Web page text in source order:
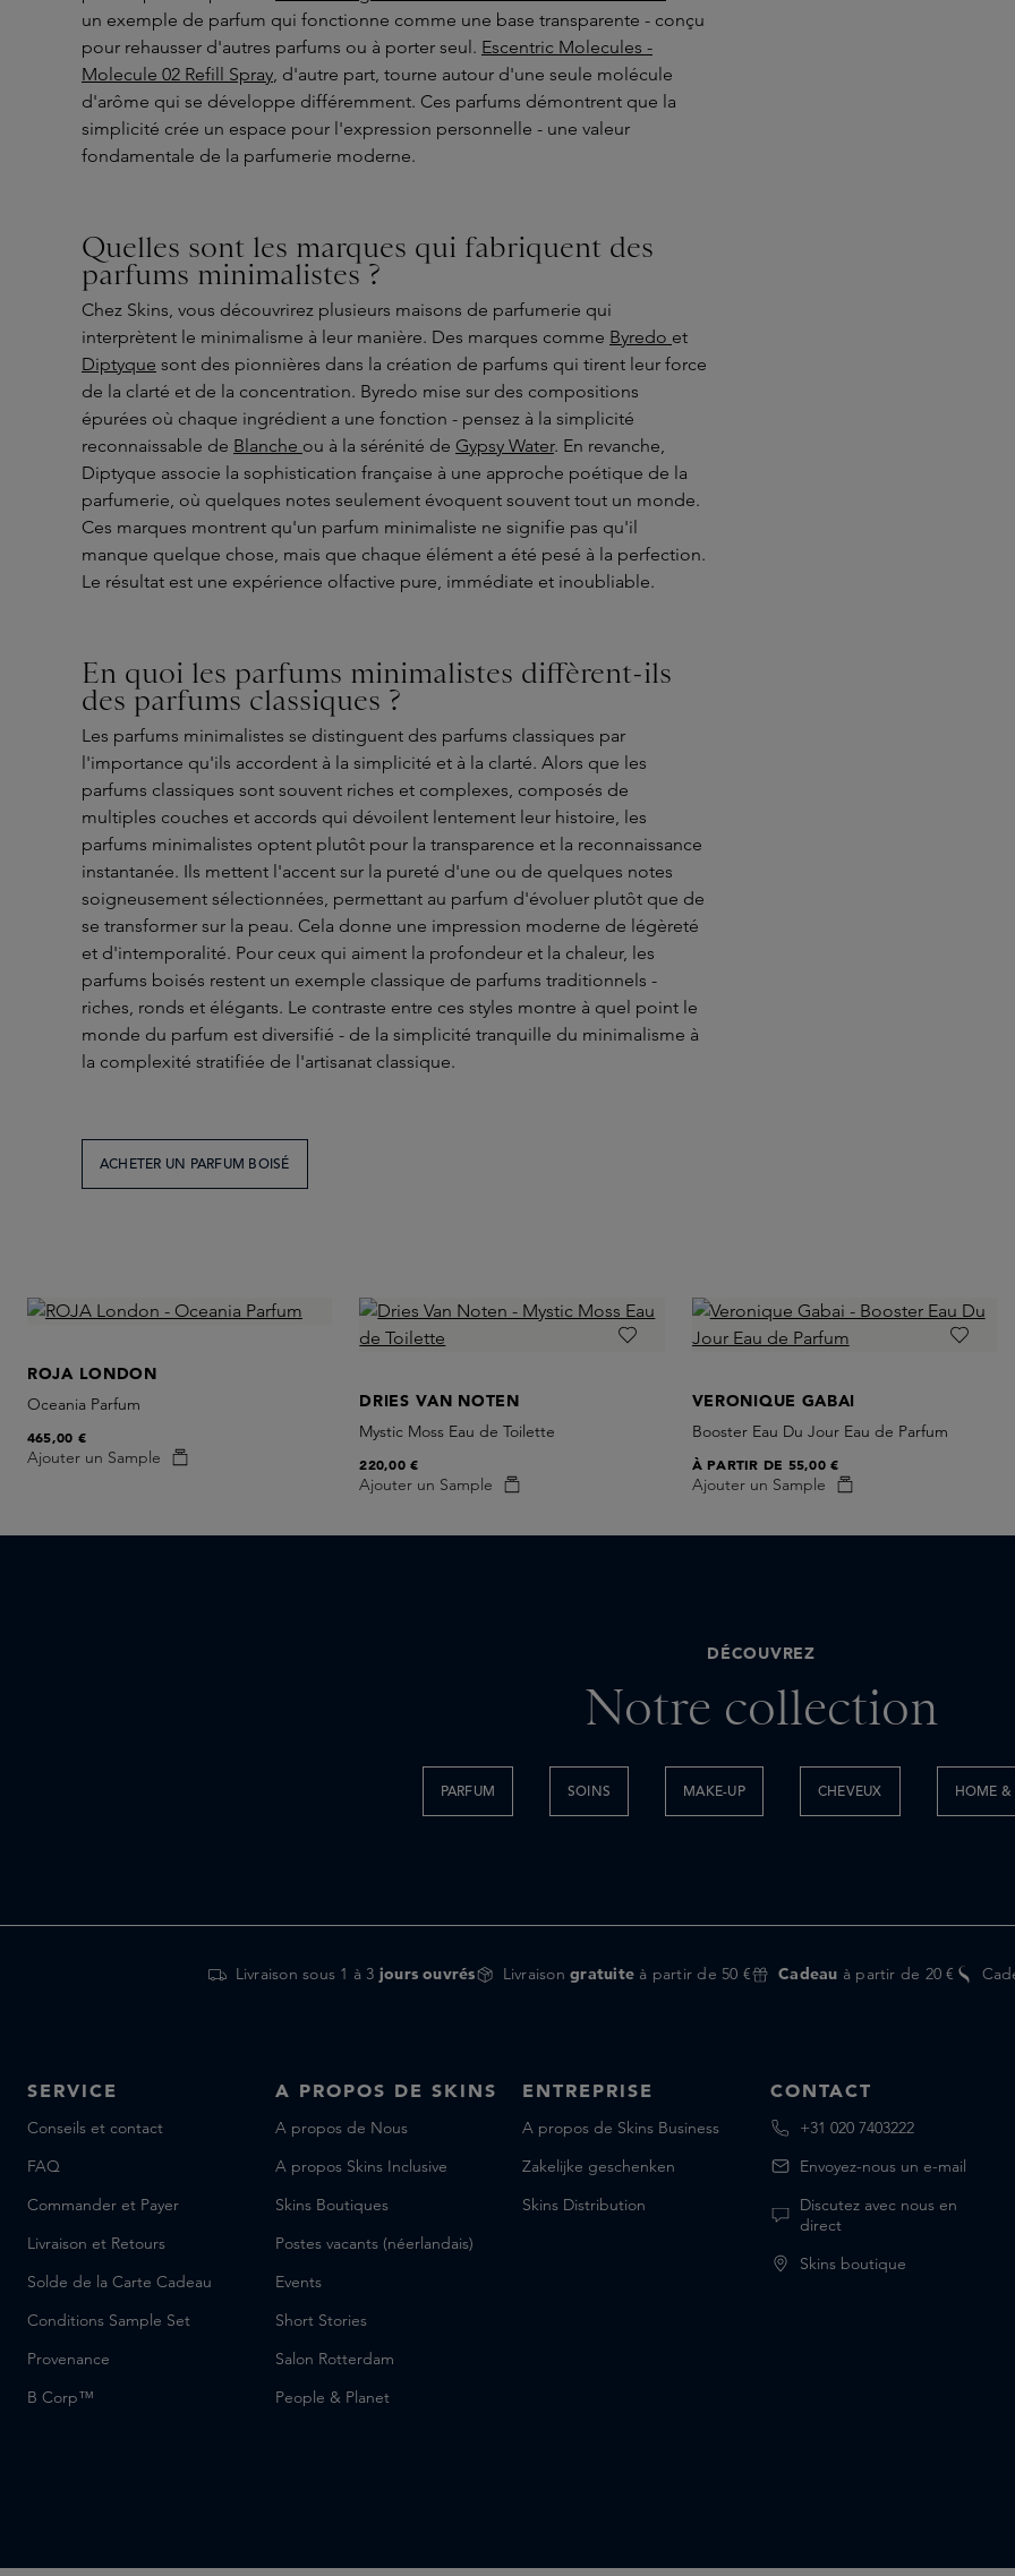
un exemple de parfum qui fonctionne comme une base transparente - conçu
pour rehausser d'autres parfums ou à porter seul. Escentric Molecules -
Molecule 02 Refill Spray, d'autre part, tourne autour d'une seule molécule
d'arôme qui se développe différemment. Ces parfums démontrent que la
simplicité crée un espace pour l'expression personnelle - une valeur
fondamentale de la parfumerie moderne.
Quelles sont les marques qui fabriquent des
parfums minimalistes ?
Chez Skins, vous découvrirez plusieurs maisons de parfumerie qui
interprètent le minimalisme à leur manière. Des marques comme Byredo et
Diptyque sont des pionnières dans la création de parfums qui tirent leur force
de la clarté et de la concentration. Byredo mise sur des compositions
épurées où chaque ingrédient a une fonction - pensez à la simplicité
reconnaissable de Blanche ou à la sérénité de Gypsy Water. En revanche,
Diptyque associe la sophistication française à une approche poétique de la
parfumerie, où quelques notes seulement évoquent souvent tout un monde.
Ces marques montrent qu'un parfum minimaliste ne signifie pas qu'il
manque quelque chose, mais que chaque élément a été pesé à la perfection.
Le résultat est une expérience olfactive pure, immédiate et inoubliable.
En quoi les parfums minimalistes diffèrent-ils
des parfums classiques ?
Les parfums minimalistes se distinguent des parfums classiques par
l'importance qu'ils accordent à la simplicité et à la clarté. Alors que les
parfums classiques sont souvent riches et complexes, composés de
multiples couches et accords qui dévoilent lentement leur histoire, les
parfums minimalistes optent plutôt pour la transparence et la reconnaissance
instantanée. Ils mettent l'accent sur la pureté d'une ou de quelques notes
soigneusement sélectionnées, permettant au parfum d'évoluer plutôt que de
se transformer sur la peau. Cela donne une impression moderne de légèreté
et d'intemporalité. Pour ceux qui aiment la profondeur et la chaleur, les
parfums boisés restent un exemple classique de parfums traditionnels -
riches, ronds et élégants. Le contraste entre ces styles montre à quel point le
monde du parfum est diversifié - de la simplicité tranquille du minimalisme à
la complexité stratifiée de l'artisanat classique.
ACHETER UN PARFUM BOISÉ
ROJA LONDON
Oceania Parfum
Ajouter un Sample
465,00 €
DRIES VAN NOTEN
Mystic Moss Eau de Toilette
Ajouter un Sample
220,00 €
VERONIQUE GABAI
Booster Eau Du Jour Eau de Parfum
Ajouter un Sample
À PARTIR DE 55,00 €
DÉCOUVREZ
Notre collection
PARFUM SOINS MAKE-UP CHEVEUX HOME &
Livraison sous 1 à 3 jours ouvrés Livraisongratuite à partir de 50 € Cadeau à partir de 20 €
SERVICE
Conseils et contact
FAQ
Commander et Payer
Livraison et Retours
Solde de la Carte Cadeau
Conditions Sample Set
Provenance
B Corp™
A PROPOS DE SKINS
A propos de Nous
A propos Skins Inclusive
Skins Boutiques
Postes vacants (néerlandais)
Events
Short Stories
Salon Rotterdam
People & Planet
ENTREPRISE
A propos de Skins Business
Zakelijke geschenken
Skins Distribution
CONTACT
+31 020 7403222
Envoyez-nous un e-mail
Discutez avec nous en
direct
Skins boutique